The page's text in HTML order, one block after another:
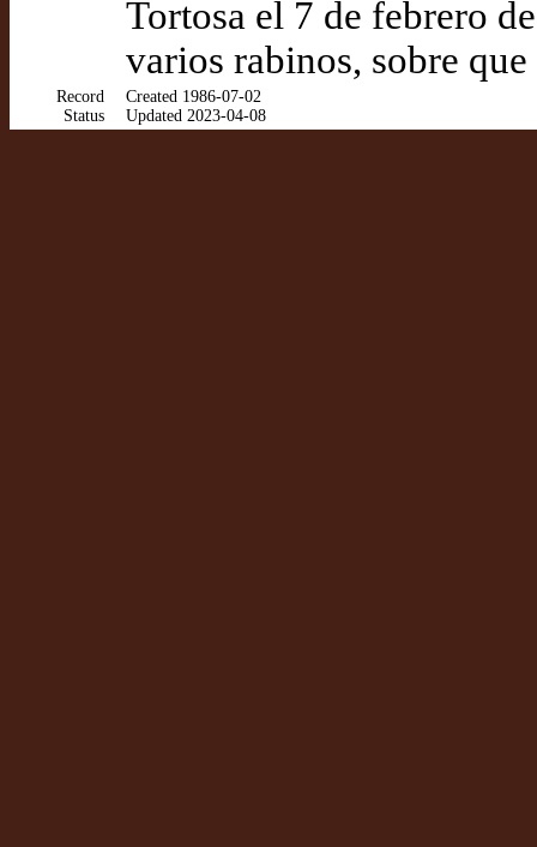
Tortosa el 7 de febrero
varios rabinos, sobre
Record
Status
Created 1986-07-02
Updated 2023-04-08